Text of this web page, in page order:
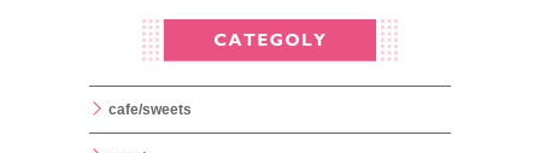
cafe/sweets